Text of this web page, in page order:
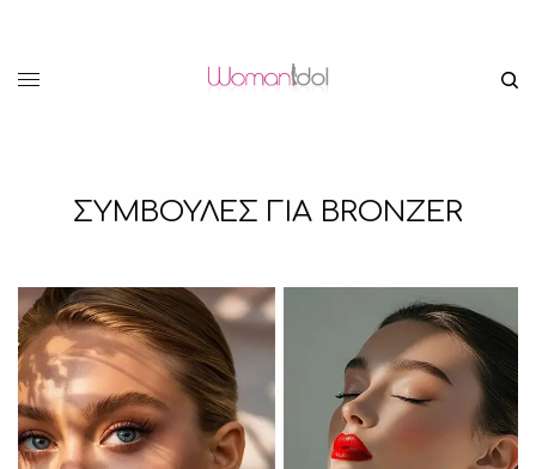
ΣΥΜΒΟΥΛΕΣ ΓΙΑ BRONZER